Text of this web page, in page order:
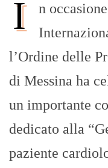
I
n
l’Ordine delle
di Messina ha
un importante
dedicato alla
paziente